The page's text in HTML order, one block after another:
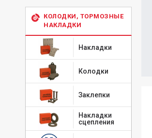
КОЛОДКИ, ТОРМОЗНЫЕ
НАКЛАДКИ
Накладки
Колодки
Заклепки
Накладки
сцепления